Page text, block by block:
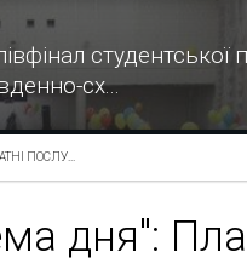
студентської
сх...
ПОСЛУ...
дня":